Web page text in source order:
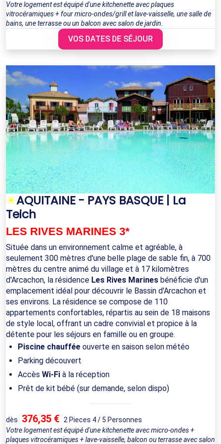
Votre logement est équipé d'une kitchenette avec plaques
vitrocéramiques + four micro-ondes/grill et lave-vaisselle, une salle de
bains, une terrasse ou un balcon avec salon de jardin.
VOS DATES DE SÉJOUR
☀AQUITAINE - PAYS BASQUE | La
Teich
LES RIVES MARINES 3*
Située dans un environnement calme et agréable, à
seulement 300 mètres d'une belle plage de sable fin, à 700
mètres du centre animé du village et à 17 kilomètres
d'Arcachon, la résidence Les Rives Marines bénéficie d'un
emplacement idéal pour découvrir le Bassin d'Arcachon et
ses environs. La résidence se compose de 110
appartements confortables, répartis au sein de 18 maisons
de style local, offrant un cadre convivial et propice à la
détente pour les séjours en famille ou en groupe.
Piscine chauffée ouverte en saison selon météo
Parking découvert
Accès Wi-Fi à la réception
Prêt de kit bébé (sur demande, selon dispo)
dès 376,35 €
2 Pieces 4 / 5 Personnes
Votre logement est équipé d'une kitchenette avec micro-ondes +
plaques vitrocéramiques + lave-vaisselle, balcon ou terrasse avec salon